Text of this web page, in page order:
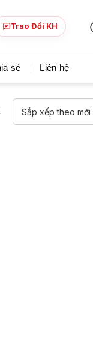
Chia sẻ
Trao Đổi KH
sẻ Liên hệ